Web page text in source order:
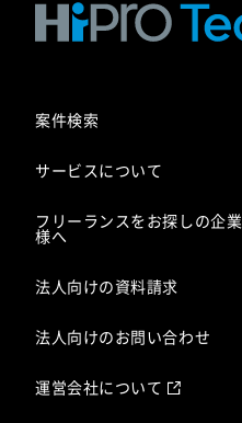
案件検索
サービスについて
フリーランスをお探しの企業
様へ
法人向けの資料請求
法人向けのお問い合わせ
運営会社について